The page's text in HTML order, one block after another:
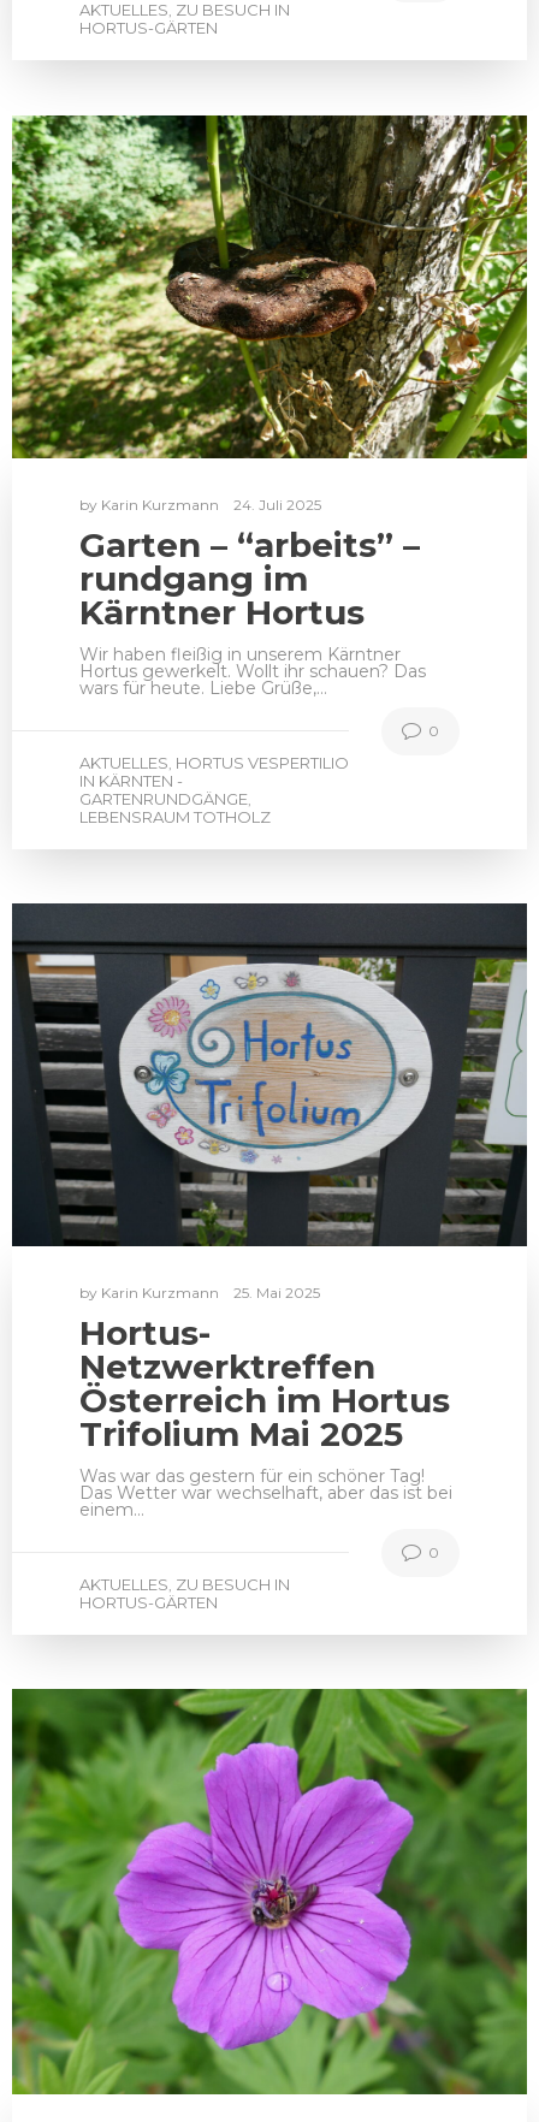
AKTUELLES, ZU BESUCH IN
HORTUS-GÄRTEN
by Karin Kurzmann 24. Juli 2025
Garten – “arbeits” –
rundgang im
Kärntner Hortus
Wir haben fleißig in unserem Kärntner
Hortus gewerkelt. Wollt ihr schauen? Das
wars für heute. Liebe Grüße,…
AKTUELLES, HORTUS VESPERTILIO
IN KÄRNTEN -
GARTENRUNDGÄNGE,
LEBENSRAUM TOTHOLZ
0
by Karin Kurzmann 25. Mai 2025
Hortus-
Netzwerktreffen
Österreich im Hortus
Trifolium Mai 2025
Was war das gestern für ein schöner Tag!
Das Wetter war wechselhaft, aber das ist bei
einem…
AKTUELLES, ZU BESUCH IN
HORTUS-GÄRTEN
0